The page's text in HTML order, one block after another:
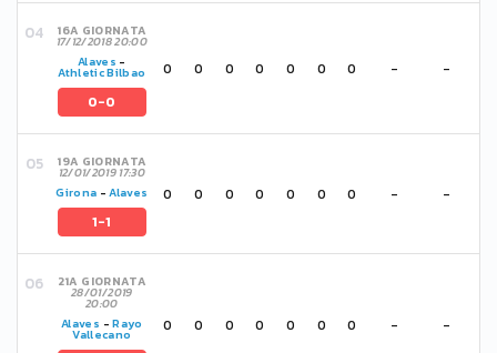
16A GIORNATA
17/12/2018 20:00
Alaves -
Athletic Bilbao
0-0
0 0 0 0 0 0 0 - -
19A GIORNATA
12/01/2019 17:30
Girona -Alaves
1-1
0 0 0 0 0 0 0 - -
21A GIORNATA
28/01/2019
20:00
Alaves -Rayo
Vallecano 0 0 0 0 0 0 0 - -